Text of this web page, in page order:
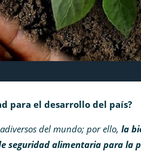
para el desarrollo del país?
del mundo; por ello, la
seguridad alimentaria para la